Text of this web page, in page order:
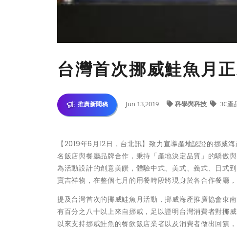
台灣首次挪威鮭魚月
推廣新聞稿 Jun 13,2019 科學與科技 3C產
【2019年6月12日，台北訊】致力宣導產地認證的挪威
名飯店與餐廳品牌合作，秉持「產地決定品質」的驕傲
為活動設計的創意美饌，體驗中式、美式、義式、日式
寶吉祥物，在整個七月的用餐時段將現身於各合作餐廳
提及台灣首次的挪威鮭魚月活動，挪威海產推廣協會東
有百分之八十以上來自挪威，足以證明台灣消費者對挪
以來支持挪威鮭魚的餐飲飯店業者以及消費者做出回饋